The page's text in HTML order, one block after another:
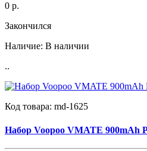
0 р.
Закончился
Наличие: В наличии
..
Код товара: md-1625
Набор Voopoo VMATE 900mAh